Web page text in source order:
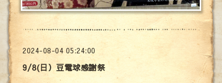
2024-08-04 05:24:00
9/8(日）豆電球感謝祭